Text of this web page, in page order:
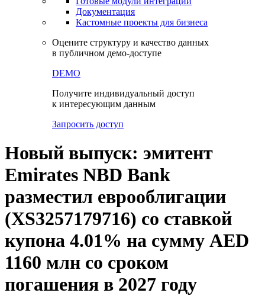
Документация
Кастомные проекты для бизнеса
Оцените структуру и качество данных
в публичном демо-доступе
DEMO
Получите индивидуальный доступ
к интересующим данным
Запросить доступ
Новый выпуск: эмитент
Emirates NBD Bank
разместил еврооблигации
(XS3257179716) со ставкой
купона 4.01% на сумму AED
1160 млн со сроком
погашения в 2027 году